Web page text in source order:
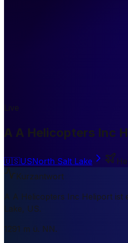
Live
A A Helicopters Inc
🇺🇸USNorth Salt Lake
Kurzantwort
A A Helicopters Inc Heliport ist
Lake, US.
1291 m ü. NN.